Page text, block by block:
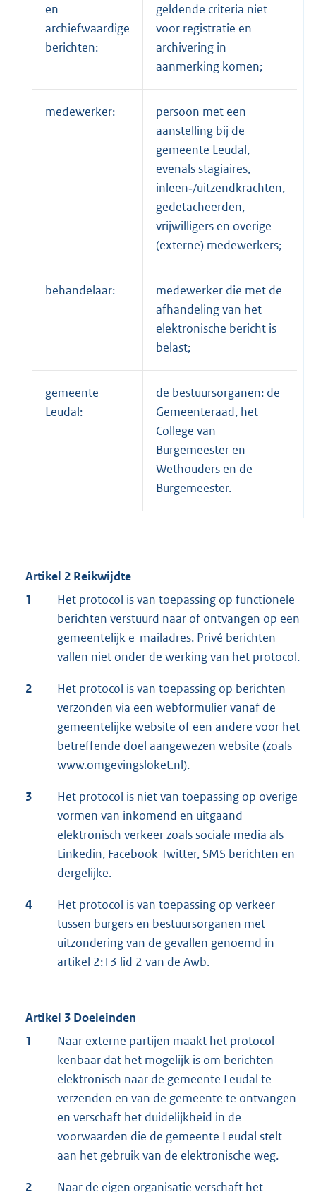
en
archiefwaardige
berichten:
geldende criteria niet
voor registratie en
archivering in
aanmerking komen;
medewerker:
persoon met een
aanstelling bij de
gemeente Leudal,
evenals stagiaires,
inleen‑/uitzendkrachten,
gedetacheerden,
vrijwilligers en overige
(externe) medewerkers;
behandelaar:
medewerker die met de
afhandeling van het
elektronische bericht is
belast;
gemeente
Leudal:
de bestuursorganen: de
Gemeenteraad, het
College van
Burgemeester en
Wethouders en de
Burgemeester.
Artikel 2 Reikwijdte
1
Het protocol is van toepassing op functionele
berichten verstuurd naar of ontvangen op een
gemeentelijk e-mailadres. Privé berichten
vallen niet onder de werking van het protocol.
2
Het protocol is van toepassing op berichten
verzonden via een webformulier vanaf de
gemeentelijke website of een andere voor het
betreffende doel aangewezen website (zoals
www.omgevingsloket.nl).
3
Het protocol is niet van toepassing op overige
vormen van inkomend en uitgaand
elektronisch verkeer zoals sociale media als
Linkedin, Facebook Twitter, SMS berichten en
dergelijke.
4
Het protocol is van toepassing op verkeer
tussen burgers en bestuursorganen met
uitzondering van de gevallen genoemd in
artikel 2:13 lid 2 van de Awb.
Artikel 3 Doeleinden
1
Naar externe partijen maakt het protocol
kenbaar dat het mogelijk is om berichten
elektronisch naar de gemeente Leudal te
verzenden en van de gemeente te ontvangen
en verschaft het duidelijkheid in de
voorwaarden die de gemeente Leudal stelt
aan het gebruik van de elektronische weg.
2
Naar de eigen organisatie verschaft het